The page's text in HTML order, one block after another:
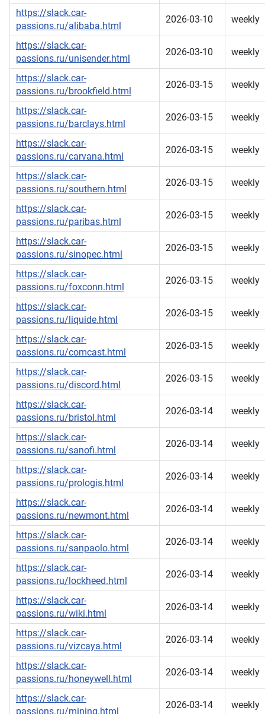
https://slack.car-
passions.ru/alibaba.html
2026-03-10 weekly
https://slack.car-
passions.ru/unisender.html
2026-03-10 weekly
https://slack.car-
passions.ru/brookfield.html
2026-03-15 weekly
https://slack.car-
passions.ru/barclays.html
2026-03-15 weekly
https://slack.car-
passions.ru/carvana.html
2026-03-15 weekly
https://slack.car-
passions.ru/southern.html
2026-03-15 weekly
https://slack.car-
passions.ru/paribas.html
2026-03-15 weekly
https://slack.car-
passions.ru/sinopec.html
2026-03-15 weekly
https://slack.car-
passions.ru/foxconn.html
2026-03-15 weekly
https://slack.car-
passions.ru/liquide.html
2026-03-15 weekly
https://slack.car-
passions.ru/comcast.html
2026-03-15 weekly
https://slack.car-
passions.ru/discord.html
2026-03-15 weekly
https://slack.car-
passions.ru/bristol.html
2026-03-14 weekly
https://slack.car-
passions.ru/sanofi.html
2026-03-14 weekly
https://slack.car-
passions.ru/prologis.html
2026-03-14 weekly
https://slack.car-
passions.ru/newmont.html
2026-03-14 weekly
https://slack.car-
passions.ru/sanpaolo.html
2026-03-14 weekly
https://slack.car-
passions.ru/lockheed.html
2026-03-14 weekly
https://slack.car-
passions.ru/wiki.html
2026-03-14 weekly
https://slack.car-
passions.ru/vizcaya.html
2026-03-14 weekly
https://slack.car-
passions.ru/honeywell.html
2026-03-14 weekly
https://slack.car-
passions.ru/mining.html
2026-03-14 weekly